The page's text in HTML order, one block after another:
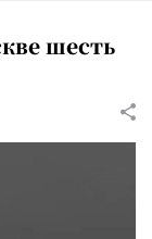
шесть